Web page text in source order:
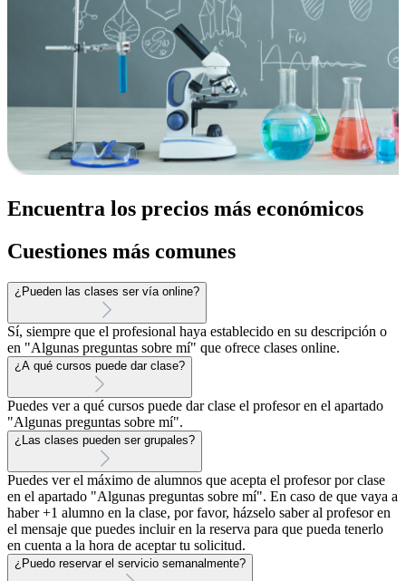
Encuentra los precios más económicos
Cuestiones más comunes
¿Pueden las clases ser vía online?
Sí, siempre que el profesional haya establecido en su descripción o
en "Algunas preguntas sobre mí" que ofrece clases online.
¿A qué cursos puede dar clase?
Puedes ver a qué cursos puede dar clase el profesor en el apartado
"Algunas preguntas sobre mí".
¿Las clases pueden ser grupales?
Puedes ver el máximo de alumnos que acepta el profesor por clase
en el apartado "Algunas preguntas sobre mí". En caso de que vaya a
haber +1 alumno en la clase, por favor, házselo saber al profesor en
el mensaje que puedes incluir en la reserva para que pueda tenerlo
en cuenta a la hora de aceptar tu solicitud.
¿Puedo reservar el servicio semanalmente?